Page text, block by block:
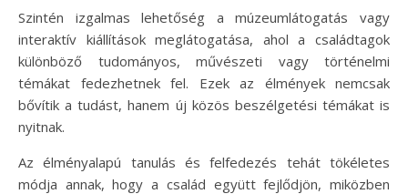
Szintén izgalmas lehetőség a múzeumlátogatás vagy
interaktív kiállítások meglátogatása, ahol a családtagok
különböző tudományos, művészeti vagy történelmi
témákat fedezhetnek fel. Ezek az élmények nemcsak
bővítik a tudást, hanem új közös beszélgetési témákat is
nyitnak.
Az élményalapú tanulás és felfedezés tehát tökéletes
módja annak, hogy a család együtt fejlődjön, miközben